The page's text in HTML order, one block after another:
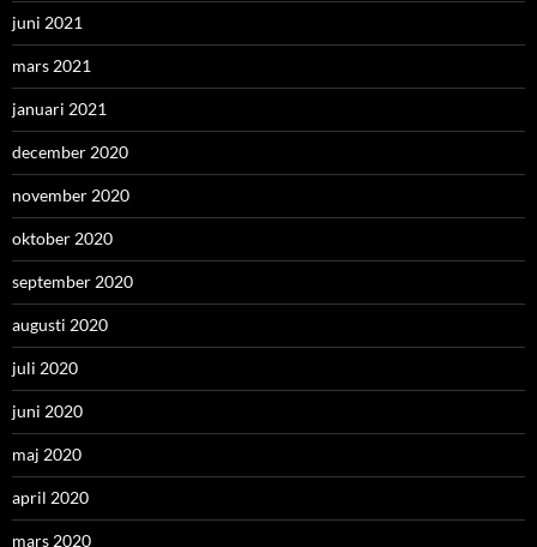
juni 2021
mars 2021
januari 2021
december 2020
november 2020
oktober 2020
september 2020
augusti 2020
juli 2020
juni 2020
maj 2020
april 2020
mars 2020